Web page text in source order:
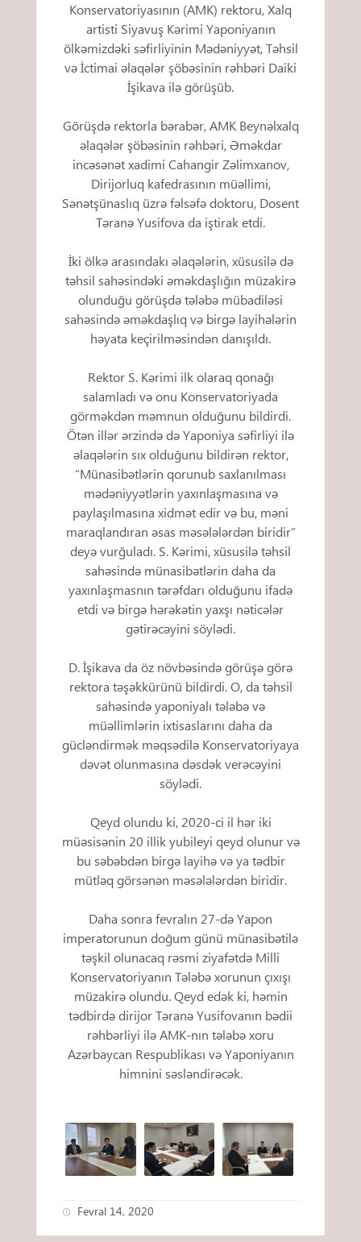
Konservatoriyasının (AMK) rektoru, Xalq
artisti Siyavuş Kərimi Yaponiyanın
ölkəmizdəki səfirliyinin Mədəniyyət, Təhsil
və İctimai əlaqələr şöbəsinin rəhbəri Daiki
İşikava ilə görüşüb.
Görüşdə rektorla bərabər, AMK Beynəlxalq
əlaqələr şöbəsinin rəhbəri, Əməkdar
incəsənət xadimi Cahangir Zəlimxanov,
Dirijorluq kafedrasının müəllimi,
Sənətşünaslıq üzrə fəlsəfə doktoru, Dosent
Təranə Yusifova da iştirak etdi.
İki ölkə arasındakı əlaqələrin, xüsusilə də
təhsil sahəsindəki əməkdaşlığın müzakirə
olunduğu görüşdə tələbə mübadiləsi
sahəsində əməkdaşlıq və birgə layihələrin
həyata keçirilməsindən danışıldı.
Rektor S. Kərimi ilk olaraq qonağı
salamladı və onu Konservatoriyada
görməkdən məmnun olduğunu bildirdi.
Ötən illər ərzində də Yaponiya səfirliyi ilə
əlaqələrin sıx olduğunu bildirən rektor,
“Münasibətlərin qorunub saxlanılması
mədəniyyətlərin yaxınlaşmasına və
paylaşılmasına xidmət edir və bu, məni
maraqlandıran əsas məsələlərdən biridir”
deyə vurğuladı. S. Kərimi, xüsusilə təhsil
sahəsində münasibətlərin daha da
yaxınlaşmasnın tərəfdarı olduğunu ifadə
etdi və birgə hərəkətin yaxşı nəticələr
gətirəcəyini söylədi.
D. İşikava da öz növbəsində görüşə görə
rektora təşəkkürünü bildirdi. O, da təhsil
sahəsində yaponiyalı tələbə və
müəllimlərin ixtisaslarını daha da
gücləndirmək məqsədilə Konservatoriyaya
dəvət olunmasına dəsdək verəcəyini
söylədi.
Qeyd olundu ki, 2020-ci il hər iki
müəsisənin 20 illik yubileyi qeyd olunur və
bu səbəbdən birgə layihə və ya tədbir
mütləq görsənən məsələlərdən biridir.
Daha sonra fevralın 27-də Yapon
imperatorunun doğum günü münasibətilə
təşkil olunacaq rəsmi ziyafətdə Milli
Konservatoriyanın Tələbə xorunun çıxışı
müzakirə olundu. Qeyd edək ki, həmin
tədbirdə dirijor Təranə Yusifovanın bədii
rəhbərliyi ilə AMK-nın tələbə xoru
Azərbaycan Respublikası və Yaponiyanın
himnini səsləndirəcək.
Fevral 14, 2020